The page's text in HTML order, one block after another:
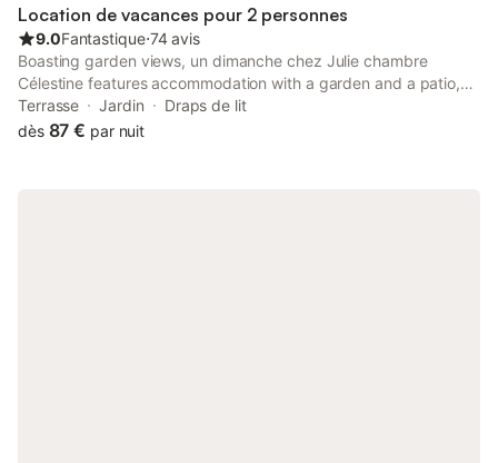
Location de vacances pour 2 personnes
9.0Fantastique⋅74 avis
Boasting garden views, un dimanche chez Julie chambre
Célestine features accommodation with a garden and a patio,
around 42 km from Niort Train Station. The property has city
and inner courtyard views, and is 18 km from Petit Chene Golf
Terrasse Jardin
Draps de lit
dès 87 € par nuit